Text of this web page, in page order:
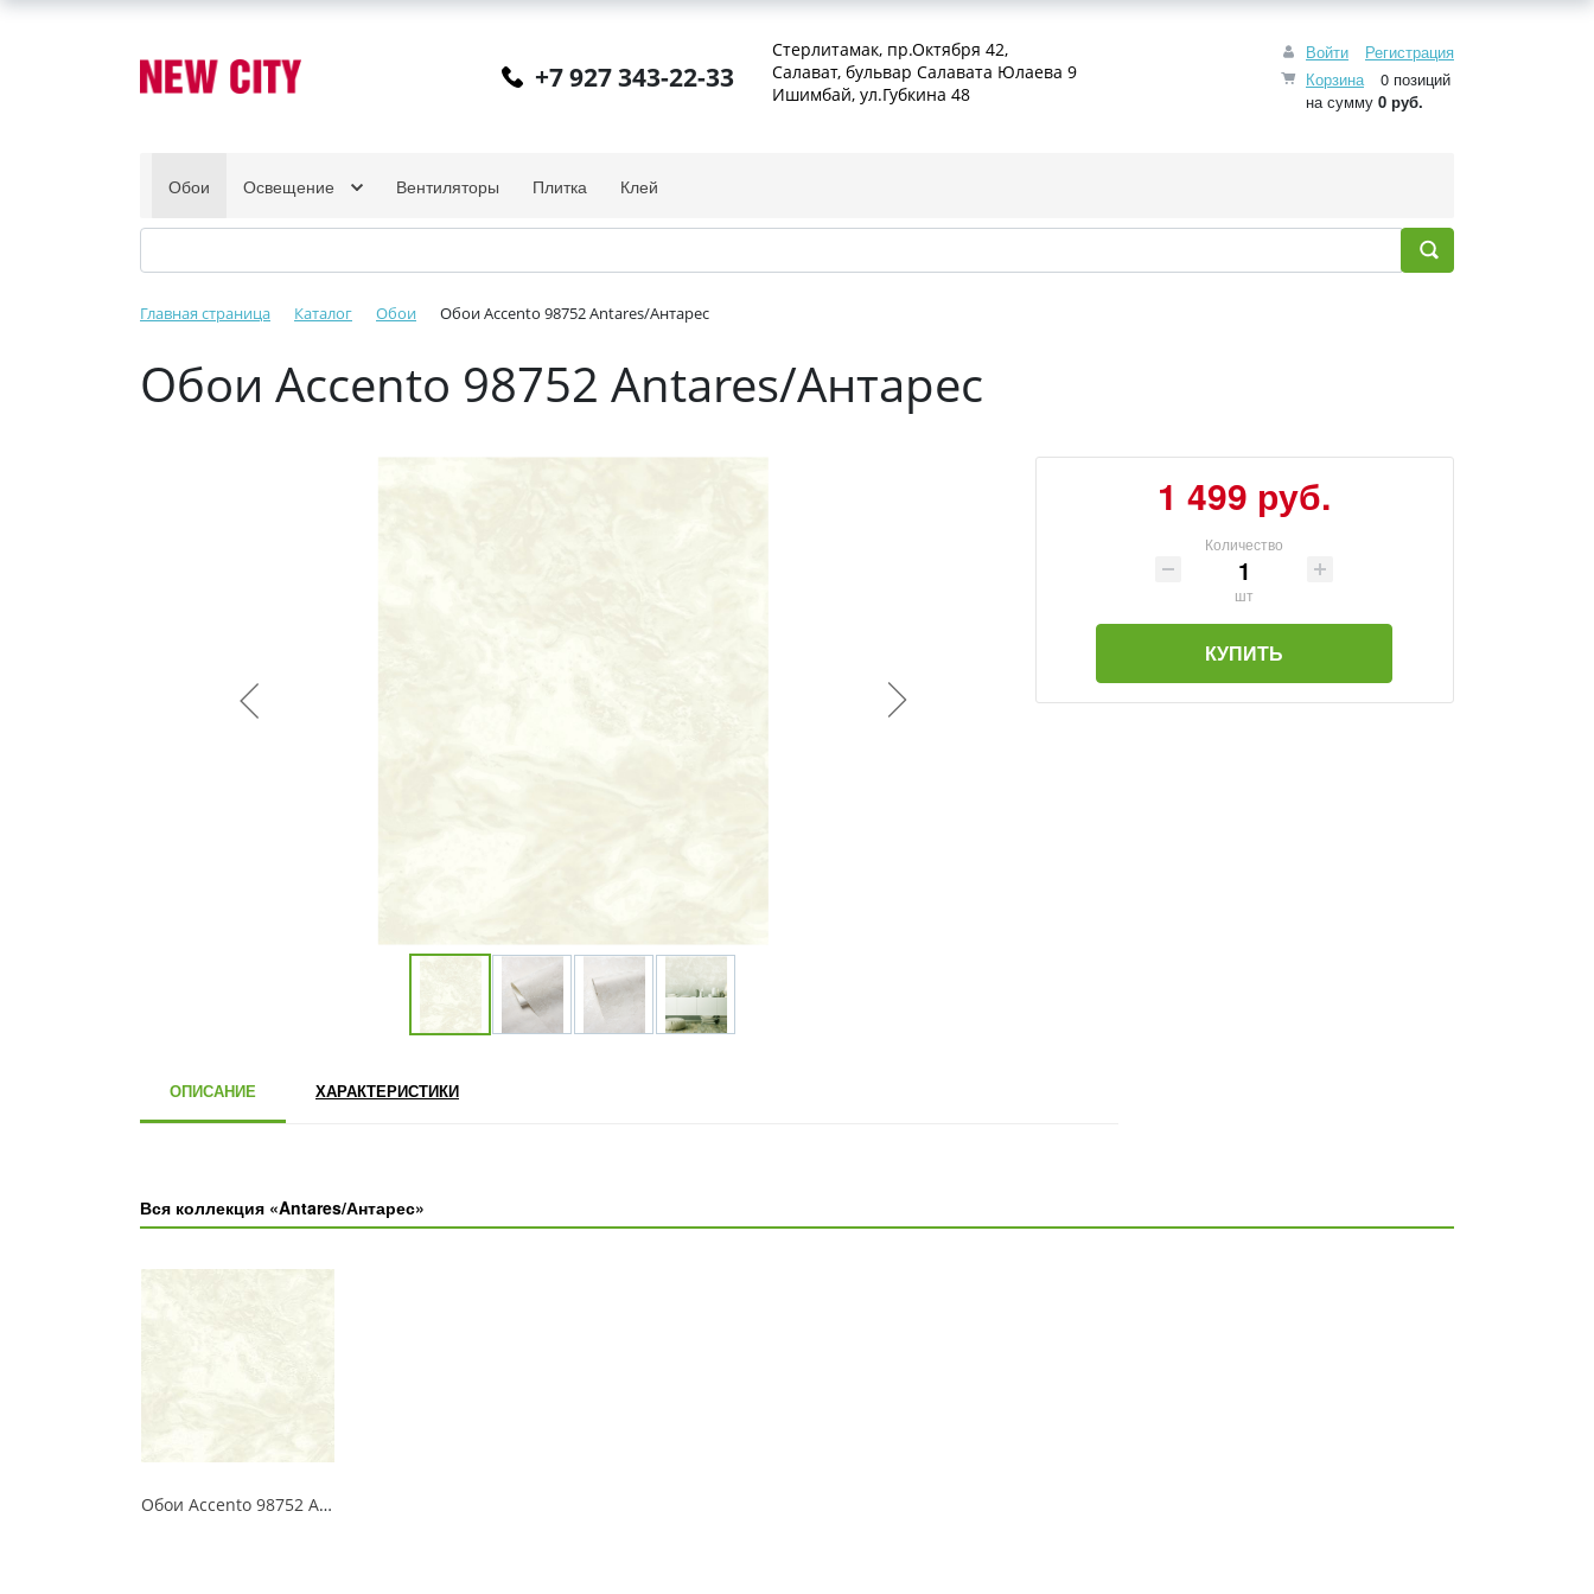
Войти
Регистрация
Корзина
0 позиций
на сумму 0 руб.
+7 927 343-22-33
Стерлитамак, пр.Октября 42,
Салават, бульвар Салавата Юлаева 9
Ишимбай, ул.Губкина 48
Обои Освещение Вентиляторы Плитка Клей
Главная страница Каталог Обои Обои Accento 98752 Antares/Антарес
Обои Accento 98752 Antares/Антарес
1 499 руб.
Количество
шт
КУПИТЬ
ОПИСАНИЕ ХАРАКТЕРИСТИКИ
Вся коллекция «Antares/Антарес»
Обои Accento 98752 Antares/Антарес